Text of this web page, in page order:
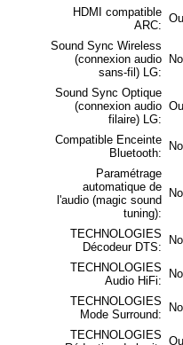
HDMI compatible
ARC:
Sound Sync Wireless
(connexion audio
sans-fil) LG:
Sound Sync Optique
(connexion audio
filaire) LG:
Compatible Enceinte
Bluetooth:
Paramétrage
automatique de
l'audio (magic sound
tuning):
TECHNOLOGIES
Décodeur DTS:
TECHNOLOGIES
Audio HiFi:
TECHNOLOGIES
Mode Surround:
TECHNOLOGIES